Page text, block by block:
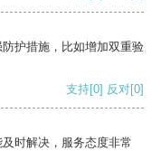
护措施，比如增加双重验
支持[0] 反对[0]
时解决，服务态度非常